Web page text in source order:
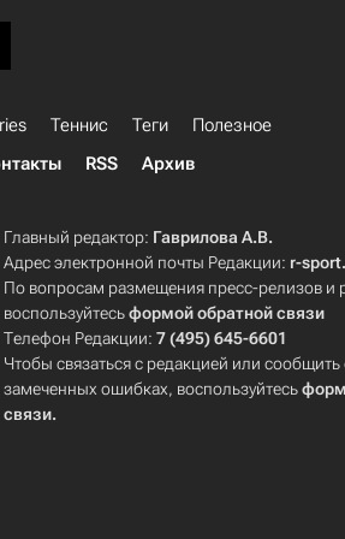
Теннис Теги
Полезное
RSS Архив
Главный редактор: Гаврилова А.В.
Адрес электронной почты Редакции: r-
По вопросам размещения пресс-релизов и
воспользуйтесьформой обратной связи
Телефон Редакции:7 (495) 645-6601
Чтобы связаться с редакцией или сообщить
замеченных ошибках, воспользуйтесь
связи.